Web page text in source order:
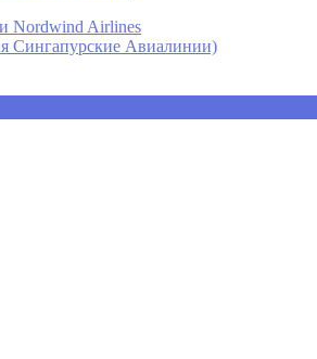
Nordwind Airlines
Авиалинии)